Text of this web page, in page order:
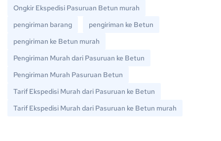
Ongkir Ekspedisi Pasuruan Betun murah
pengiriman barang
pengiriman ke Betun
pengiriman ke Betun murah
Pengiriman Murah dari Pasuruan ke Betun
Pengiriman Murah Pasuruan Betun
Tarif Ekspedisi Murah dari Pasuruan ke Betun
Tarif Ekspedisi Murah dari Pasuruan ke Betun murah